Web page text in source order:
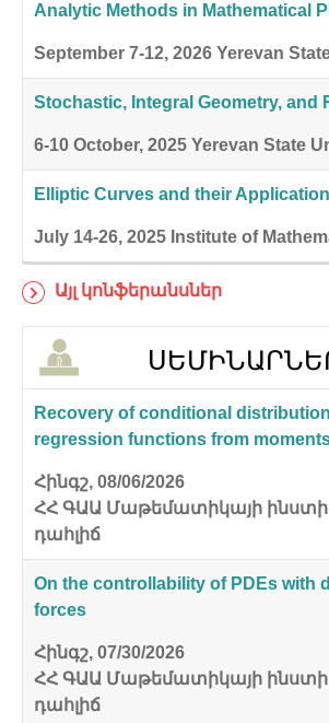
Analytic Methods in Mathematical
September 7-12, 2026 Yerevan
Stochastic, Integral Geometry, and
6-10 October, 2025 Yerevan State
Elliptic Curves and their
July 14-26, 2025 Institute of
Այլ կոնֆերանսներ
Recovery of conditional
regression functions from
Հինգշ, 08/06/2026
ՀՀ ԳԱԱ Մաթեմատիկայի
դահլիճ
On the controllability of PDEs with
forces
Հինգշ, 07/30/2026
ՀՀ ԳԱԱ Մաթեմատիկայի
դահլիճ